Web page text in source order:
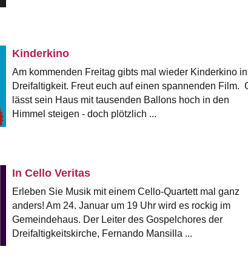
Kinderkino
Am kommenden Freitag gibts mal wieder Kinderkino in
Dreifaltigkeit. Freut euch auf einen spannenden Film.
lässt sein Haus mit tausenden Ballons hoch in den
Himmel steigen - doch plötzlich ...
In Cello Veritas
Erleben Sie Musik mit einem Cello-Quartett mal ganz
anders! Am 24. Januar um 19 Uhr wird es rockig im
Gemeindehaus. Der Leiter des Gospelchores der
Dreifaltigkeitskirche, Fernando Mansilla ...